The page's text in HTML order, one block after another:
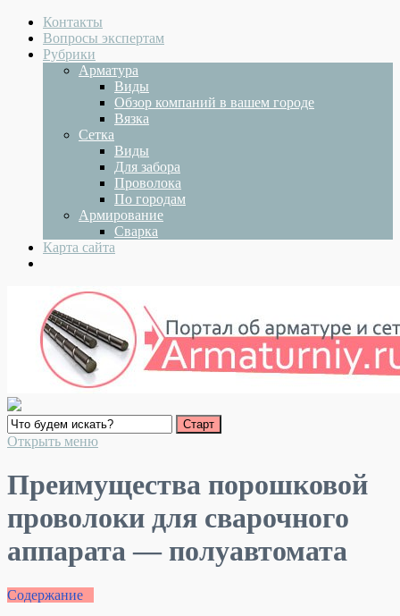
Контакты
Вопросы экспертам
Рубрики
Арматура
Виды
Обзор компаний в вашем городе
Вязка
Сетка
Виды
Для забора
Проволока
По городам
Армирование
Сварка
Карта сайта
Открыть меню
Преимущества порошковой
проволоки для сварочного
аппарата — полуавтомата
Содержание